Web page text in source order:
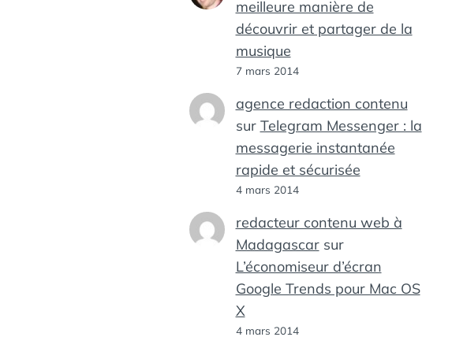
meilleure manière de
découvrir et partager de la
musique
7 mars 2014
agence redaction contenu
sur Telegram Messenger : la
messagerie instantanée
rapide et sécurisée
4 mars 2014
redacteur contenu web à
Madagascarsur
L’économiseur d’écran
Google Trends pour Mac OS
X
4 mars 2014